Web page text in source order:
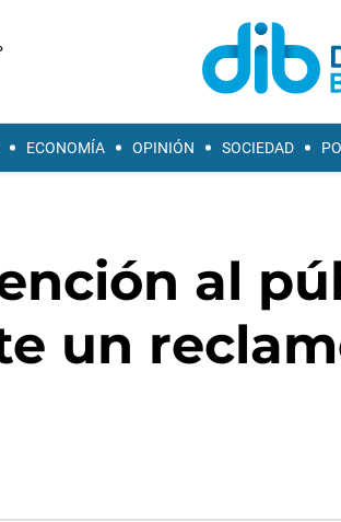
ECONOMÍA OPINIÓN SOCIEDAD
al
un